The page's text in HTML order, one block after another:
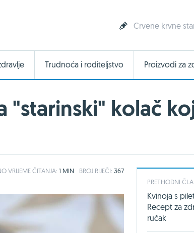
Crvene krvne
Trudnoća i roditeljstvo Proizvodi za
"starinski" kolač
VRIJEME ČITANJA: 1 MIN BROJ RIJEČI: 367
PRETHODNI
Kvinoja s
Recept za
ručak